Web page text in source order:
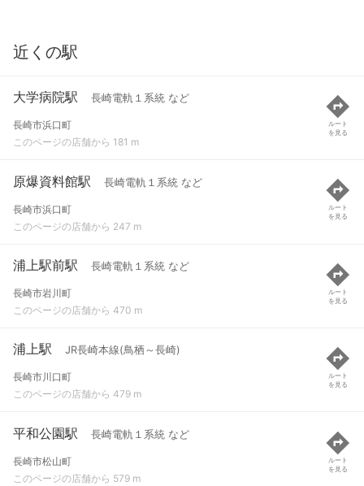
近くの駅
大学病院駅 長崎電軌１系統 など
長崎市浜口町
このページの店舗から 181 m
ルート
を見る
原爆資料館駅 長崎電軌１系統 など
長崎市浜口町
このページの店舗から 247 m
ルート
を見る
浦上駅前駅 長崎電軌１系統 など
長崎市岩川町
このページの店舗から 470 m
ルート
を見る
浦上駅 JR長崎本線(鳥栖～長崎)
長崎市川口町
このページの店舗から 479 m
ルート
を見る
平和公園駅 長崎電軌１系統 など
長崎市松山町
このページの店舗から 579 m
ルート
を見る